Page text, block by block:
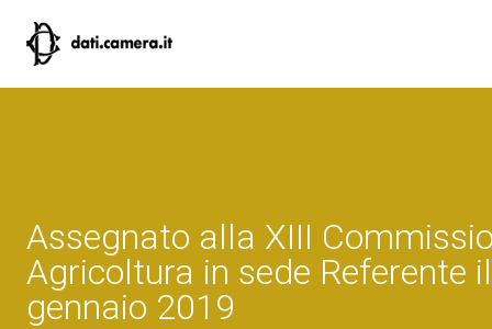
Assegnato alla XIII
Agricoltura in sede Referente
gennaio 2019